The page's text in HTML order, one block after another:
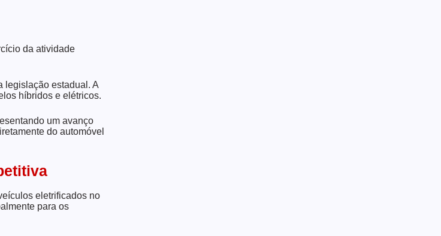
da atividade
legislação estadual. A
híbridos e elétricos.
um avanço
do automóvel
eletrificados no
para os